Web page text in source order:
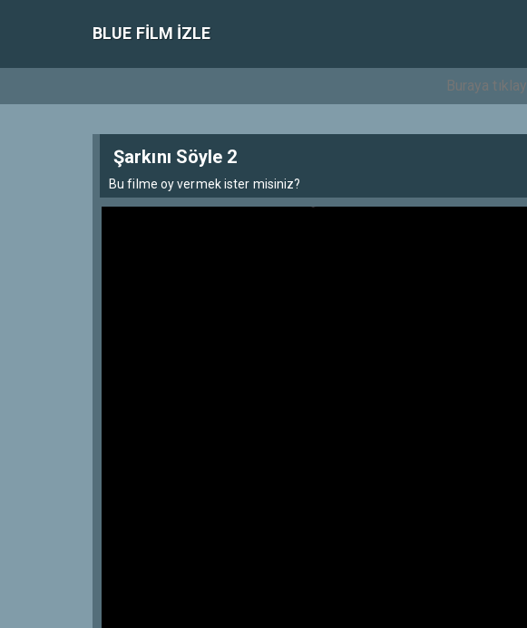
BLUE FILM IZLE
Şarkını Söyle 2
Bu filme oy vermek ister misiniz?